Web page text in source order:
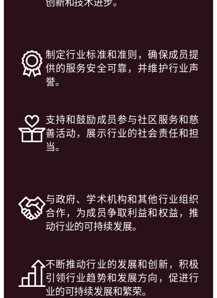
创新和技术进步。
制定行业标准和准则，确保成员提
供的服务安全可靠，并维护行业声
誉。
支持和鼓励成员参与社区服务和慈
善活动，展示行业的社会责任和担
当。
与政府、学术机构和其他行业组织
合作，为成员争取利益和权益，推
动行业的可持续发展。
不断推动行业的发展和创新，积极
引领行业趋势和发展方向，促进行
业的可持续发展和繁荣。